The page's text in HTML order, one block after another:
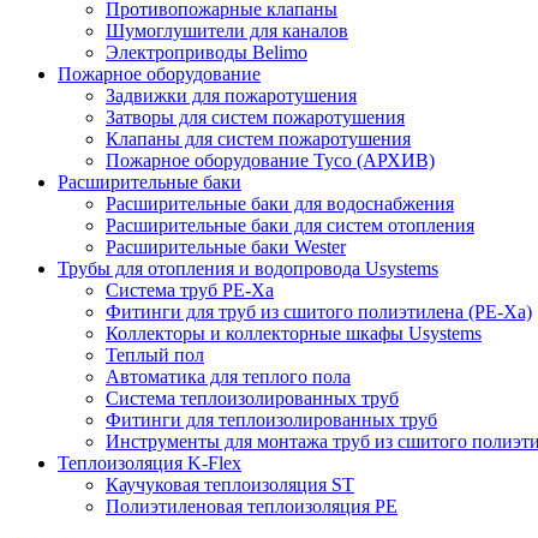
Противопожарные клапаны
Шумоглушители для каналов
Электроприводы Belimo
Пожарное оборудование
Задвижки для пожаротушения
Затворы для систем пожаротушения
Клапаны для систем пожаротушения
Пожарное оборудование Tyco (АРХИВ)
Расширительные баки
Расширительные баки для водоснабжения
Расширительные баки для систем отопления
Расширительные баки Wester
Трубы для отопления и водопровода Usystems
Система труб PE-Xa
Фитинги для труб из сшитого полиэтилена (PE-Xa)
Коллекторы и коллекторные шкафы Usystems
Теплый пол
Автоматика для теплого пола
Система теплоизолированных труб
Фитинги для теплоизолированных труб
Инструменты для монтажа труб из сшитого
Теплоизоляция K-Flex
Каучуковая теплоизоляция ST
Полиэтиленовая теплоизоляция PE